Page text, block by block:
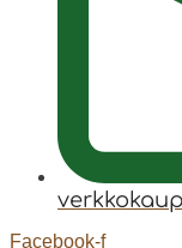
Facebook-f